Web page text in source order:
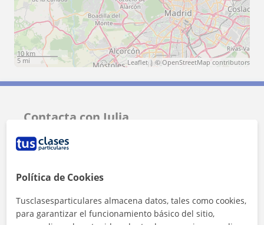
10 km
5 mi
Leaflet| ©OpenStreetMap contributors
Contacta con Julia
Tarifa
1ª clase gratis
Política de Cookies
Tusclasesparticulares almacena datos, tales como cookies,
para garantizar el funcionamiento básico del sitio,